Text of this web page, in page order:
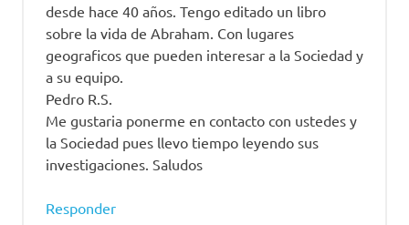
desde hace 40 años. Tengo editado un libro
sobre la vida de Abraham. Con lugares
geograficos que pueden interesar a la Sociedad y
a su equipo.
Pedro R.S.
Me gustaria ponerme en contacto con ustedes y
la Sociedad pues llevo tiempo leyendo sus
investigaciones. Saludos
Responder